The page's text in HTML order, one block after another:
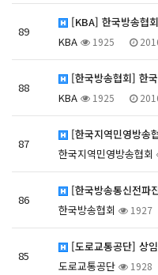
89
[KBA] 한국방송협
KBA
1925
88
[한국방송협회] 한
KBA
1925
87
[한국지역민영방송
한국지역민영방송협회
86
[한국방송통신전파
한국방송협회
1927
85
[도로교통공단] 상
도로교통공단
1928